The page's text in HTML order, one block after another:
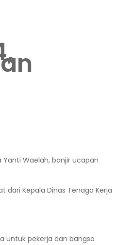
Yanti Waelah, banjir ucapan
Kepala Dinas Tenaga Kerja
untuk pekerja dan bangsa